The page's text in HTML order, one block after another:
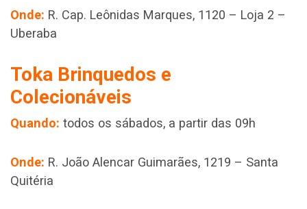
Onde: R. Cap. Leônidas Marques, 1120 – Loja 2 –
Uberaba
Toka Brinquedos e
Colecionáveis
Quando: todos os sábados, a partir das 09h
Onde: R. João Alencar Guimarães, 1219 – Santa
Quitéria